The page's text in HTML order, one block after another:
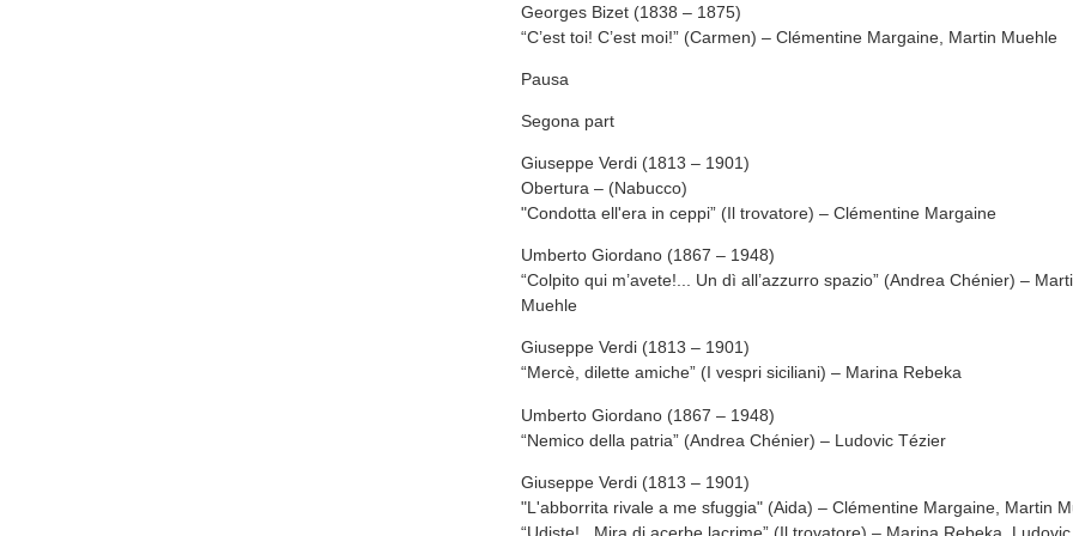
Georges Bizet (1838 – 1875)
“C’est toi! C’est moi!” (Carmen) – Clémentine Margaine, Martin Muehle
Pausa
Segona part
Giuseppe Verdi (1813 – 1901)
Obertura – (Nabucco)
"Condotta ell'era in ceppi” (Il trovatore) – Clémentine Margaine
Umberto Giordano (1867 – 1948)
“Colpito qui m’avete!... Un dì all’azzurro spazio” (Andrea Chénier) –
Muehle
Giuseppe Verdi (1813 – 1901)
“Mercè, dilette amiche” (I vespri siciliani) – Marina Rebeka
Umberto Giordano (1867 – 1948)
“Nemico della patria” (Andrea Chénier) – Ludovic Tézier
Giuseppe Verdi (1813 – 1901)
"L'abborrita rivale a me sfuggia" (Aida) – Clémentine Margaine, Martin
“Udiste!...Mira di acerbe lacrime” (Il trovatore) – Marina Rebeka, Ludovic